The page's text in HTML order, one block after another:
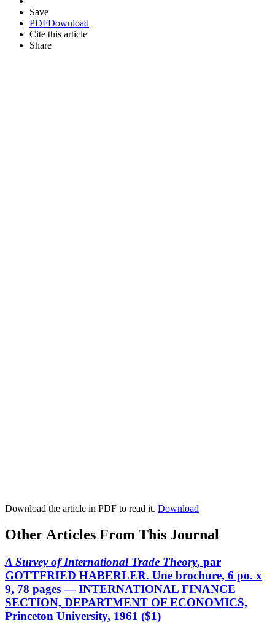
Save
PDFDownload
Cite this article
Share
Download the article in PDF to read it. Download
Other Articles From This Journal
A Survey of International Trade Theory, par
GOTTFRIED HABERLER. Une brochure, 6 po. x
9, 78 pages — INTERNATIONAL FINANCE
SECTION, DEPARTMENT OF ECONOMICS,
Princeton University, 1961 ($1)